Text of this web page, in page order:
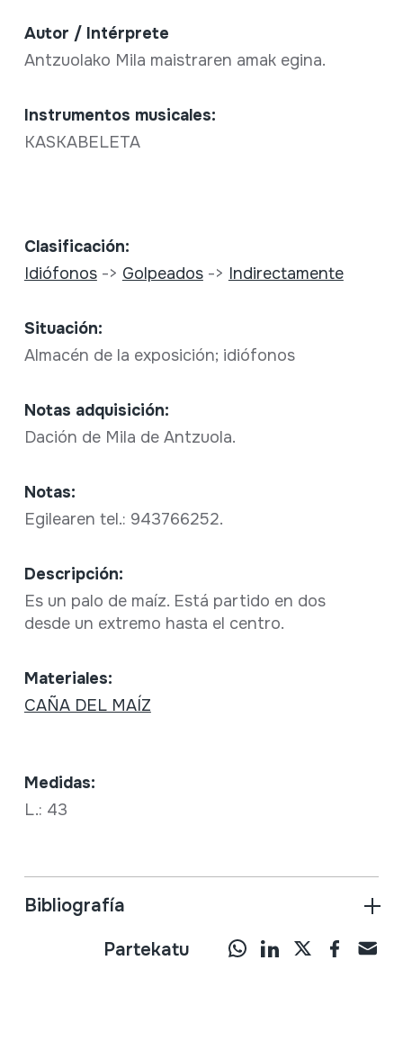
Autor / Intérprete
Antzuolako Mila maistraren amak egina.
Instrumentos musicales:
KASKABELETA
Clasificación:
Idiófonos-> Golpeados-> Indirectamente
Situación:
Almacén de la exposición; idiófonos
Notas adquisición:
Dación de Mila de Antzuola.
Notas:
Egilearen tel.: 943766252.
Descripción:
Es un palo de maíz. Está partido en dos
desde un extremo hasta el centro.
Materiales:
CAÑA DEL MAÍZ
Medidas:
L.: 43
Bibliografía
Partekatu